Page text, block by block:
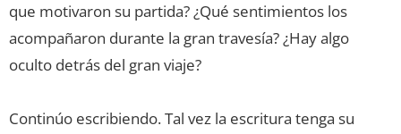
que motivaron su partida? ¿Qué sentimientos los
acompañaron durante la gran travesía? ¿Hay algo
oculto detrás del gran viaje?
Continúo escribiendo. Tal vez la escritura tenga su